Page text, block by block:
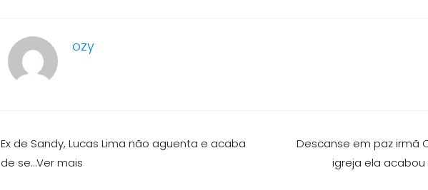
ozy
Ex de Sandy, Lucas Lima não aguenta e acaba
de se…Ver mais
Descanse em paz irmã
igreja ela acabou